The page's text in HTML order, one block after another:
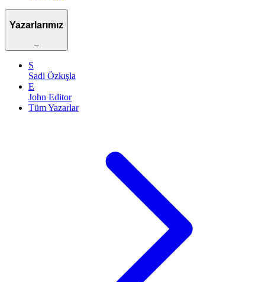
Yazarlarımız
–
S
Sadi Özkışla
E
John Editor
Tüm Yazarlar